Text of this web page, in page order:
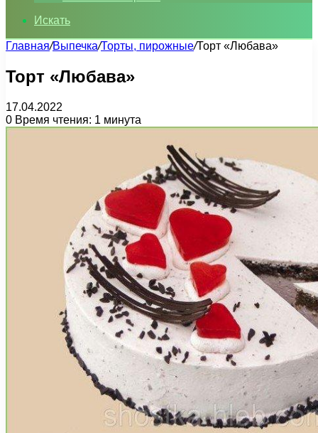
Искать
Главная/Выпечка/Торты, пирожные/Торт «Любава»
Торт «Любава»
17.04.2022
0 Время чтения: 1 минута